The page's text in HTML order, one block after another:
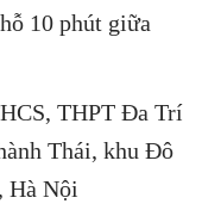
10 phút giữa
THPT Đa Trí
Thái, khu Đô
Hà Nội